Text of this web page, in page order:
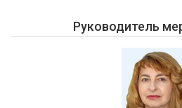
Руководитель